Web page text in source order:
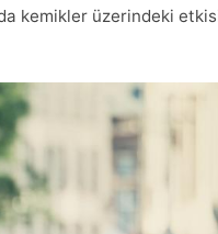
kemikler üzerindeki